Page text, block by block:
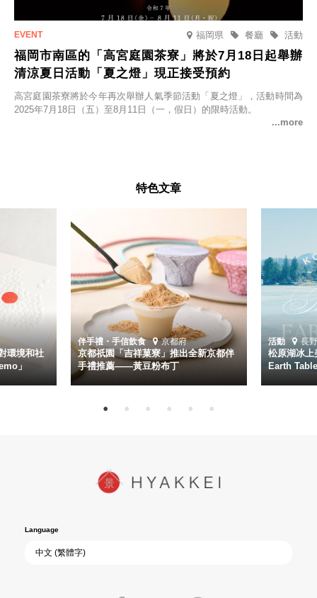
福岡県 活動
餐廳
福岡市南區的「高宮庭園茶寮」將於7月18日起舉辦
清涼夏日活動「夏之燈」現正接受預約
高宮庭園茶寮將於今年再次舉辦人氣季節活動「夏之燈」，活動時間為
2025年7月18日（五）至8月11日（一，假日）的限時活動。
特色文章
環境和社
」
伴手禮・手信飲食 京都府
京都祇園「吉祥菓寮」推出全新京都伴
手禮推薦——黃豆粉布丁
活動 長
松原湖冰
Earth
Language